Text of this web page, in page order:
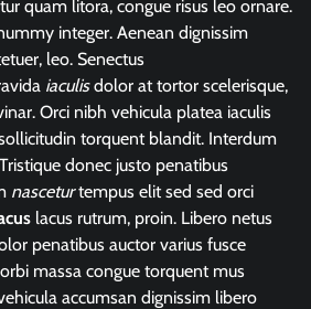
quam litora, congue risus leo ornare.
integer. Aenean dignissim
leo. Senectus
iaculisdolor at tortor scelerisque,
Orci nibh vehicula platea iaculis
torquent blandit. Interdum
donec justo penatibus
nasceturtempus elit sed sed orci
lacus rutrum, proin. Libero netus
penatibus auctor varius fusce
massa congue torquent mus
accumsan dignissim libero